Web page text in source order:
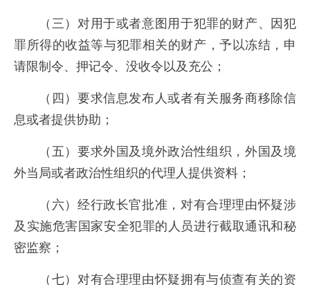
（三）对用于或者意图用于犯罪的财产、因犯
罪所得的收益等与犯罪相关的财产，予以冻结，申
请限制令、押记令、没收令以及充公；
（四）要求信息发布人或者有关服务商移除信
息或者提供协助；
（五）要求外国及境外政治性组织，外国及境
外当局或者政治性组织的代理人提供资料；
（六）经行政长官批准，对有合理理由怀疑涉
及实施危害国家安全犯罪的人员进行截取通讯和秘
密监察；
（七）对有合理理由怀疑拥有与侦查有关的资